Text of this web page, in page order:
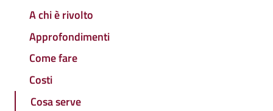
A chi è rivolto
Approfondimenti
Come fare
Costi
Cosa serve